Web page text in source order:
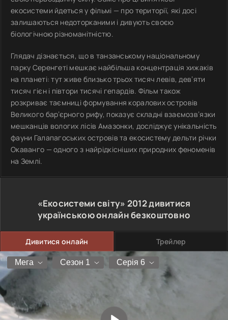
екосистеми йдеться у фільмі — про території, які досі
залишаються недоторканими і дивують своєю
біологічною різноманітністю.
Глядач дізнається, що в танзанському національному
парку Серенгеті мешкає найбільша концентрація хижаків
на планеті: тут живе близько трьох тисяч левів, дев’яти
тисяч гієн і півтори тисячі гепардів. Фільм також
розкриває таємниці формування коралових островів
Великого бар’єрного рифу, показує складні взаємозв’язки
мешканців вологих лісів Амазонки, досліджує унікальність
фауни Галапагоських островів та екосистему дельти річки
Окаванго — одного з найрідкісніших природних феноменів
на Землі.
«Екосистеми світу» 2012дивитися
українською онлайн безкоштовно
Дивитися онлайн Трейлер